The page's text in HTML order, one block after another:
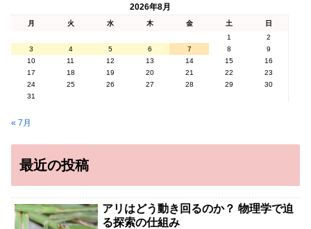
2026年8月
月 火 水 木 金 土
日
1
2
3
4 5 6 7 8
9
10
11 12 13 14 15
16
17
18 19 20 21 22
23
24
25 26 27 28 29
30
31
« 7月
最近の投稿
アリはどう動き回るのか？ 物理学で迫
る探索の仕組み